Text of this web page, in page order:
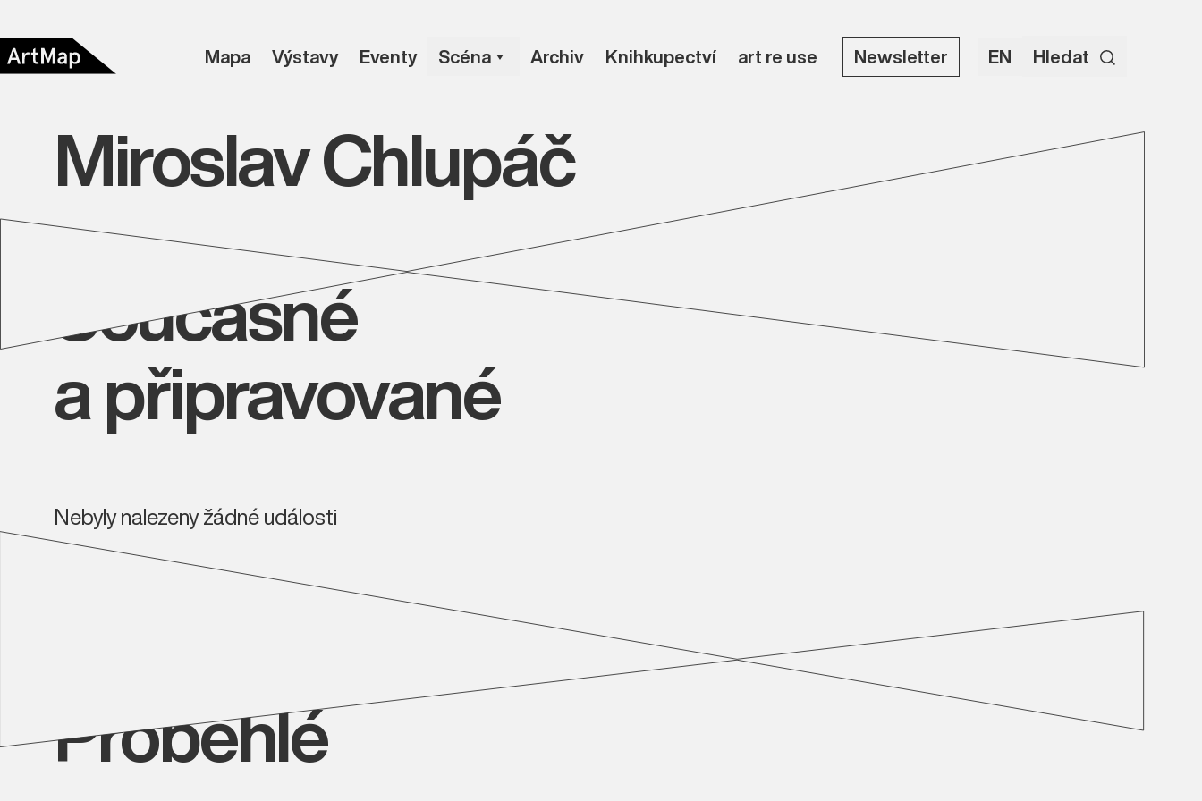
Mapa Výstavy Eventy Scéna Archiv Knihkupectví art re use Newsletter EN Hledat
Miroslav Chlupáč
Současné
a připravované
Nebyly nalezeny žádné události
Proběhlé